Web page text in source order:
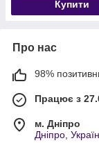
Купити
Про нас
98%
Працює з
м. Дніпро
Дніпро,